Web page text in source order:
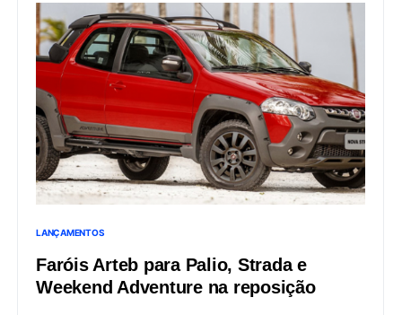
LANÇAMENTOS
Faróis Arteb para Palio, Strada e
Weekend Adventure na reposição